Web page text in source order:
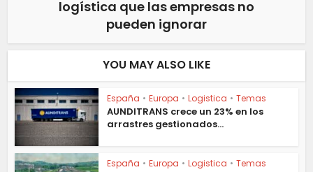
logística que las empresas no
pueden ignorar
YOU MAY ALSO LIKE
España • Europa • Logistica • Temas
AUNDITRANS crece un 23% en los
arrastres gestionados...
España • Europa • Logistica • Temas